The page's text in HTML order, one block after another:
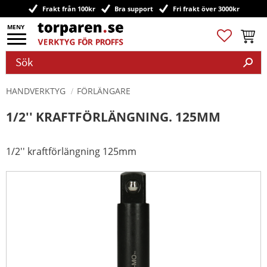
Meny
Frakt från 100kr Bra support Fri frakt över 3000kr
Favoriter
HANDVERKTYG FÖRLÄNGARE
1/2'' KRAFTFÖRLÄNGNING. 125MM
1/2'' kraftförlängning 125mm